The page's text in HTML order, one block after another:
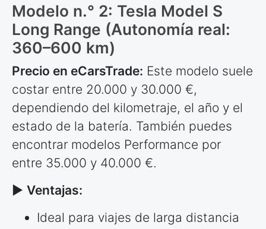
Modelo n.° 2: Tesla Model S
Long Range (Autonomía real:
360–600 km)
Precio en eCarsTrade: Este modelo suele
costar entre 20.000 y 30.000 €,
dependiendo del kilometraje, el año y el
estado de la batería. También puedes
encontrar modelos Performance por
entre 35.000 y 40.000 €.
► Ventajas:
Ideal para viajes de larga distancia